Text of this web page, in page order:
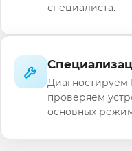
специалиста.
Диагностируем
проверяем
основных